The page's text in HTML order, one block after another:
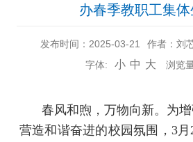
办春季教职工集
发布时间：2025-03-21 作者：刘
字体:
小 中 大 浏览
春风和煦，万物向新。为增
营造和谐奋进的校园氛围，3